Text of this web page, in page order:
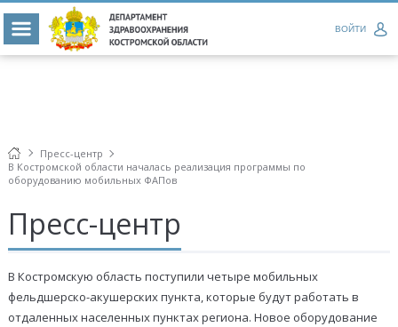
ВОЙТИ
Пресс-центр
В Костромской области началась реализация программы по
оборудованию мобильных ФАПов
Пресс-центр
В Костромскую область поступили четыре мобильных
фельдшерско-акушерских пункта, которые будут работать в
отдаленных населенных пунктах региона. Новое оборудование